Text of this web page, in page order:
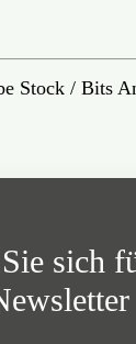
Stock / Bits
sich